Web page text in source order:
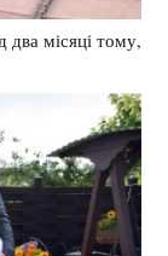
два місяці тому,